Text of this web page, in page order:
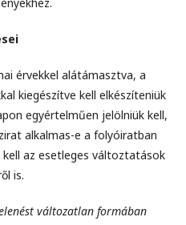
érvekkel alátámasztva, a
kiegészítve kell elkészíteniük
egyértelműen jelölniük kell,
alkalmas-e a folyóiratban
az esetleges változtatások
is.
változatlan formában